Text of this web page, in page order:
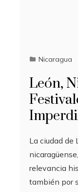
Nicaragua
León,
La ciudad de
relevancia
también por